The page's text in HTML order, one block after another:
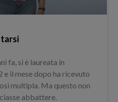
fa, si è laureata in
il mese dopo ha ricevuto
multipla. Ma questo non
abbattere.